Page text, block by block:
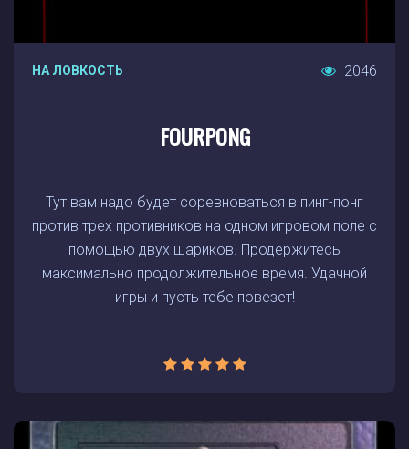
НА ЛОВКОСТЬ 2046
FOURPONG
Тут вам надо будет соревноваться в пинг-понг
против трех противников на одном игровом поле с
помощью двух шариков. Продержитесь
максимально продолжительное время. Удачной
игры и пусть тебе повезет!